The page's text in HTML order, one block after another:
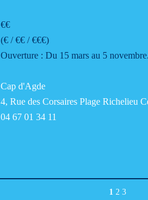
€€
(€ / €€ / €€€)
Ouverture : Du 15 mars au 5
Cap d'Agde
4, Rue des Corsaires Plage Richelieu
04 67 01 34 11
1 2 3